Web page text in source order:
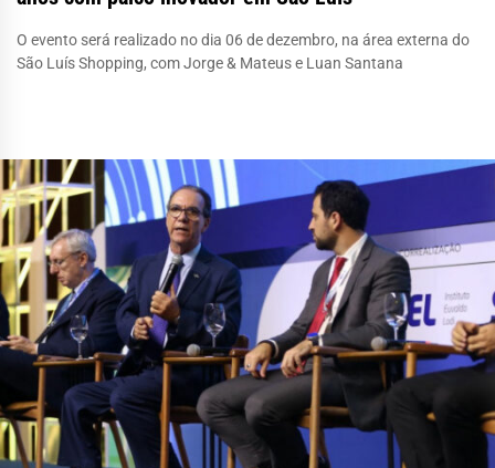
O evento será realizado no dia 06 de dezembro, na área externa do
São Luís Shopping, com Jorge & Mateus e Luan Santana